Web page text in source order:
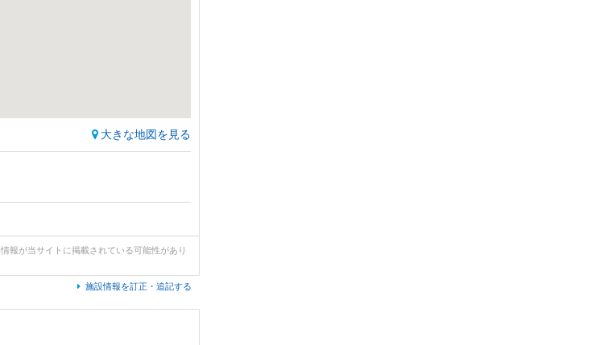
大きな地図を見る
報が当サイトに掲載されている可能性があり
施設情報を訂正・追記する